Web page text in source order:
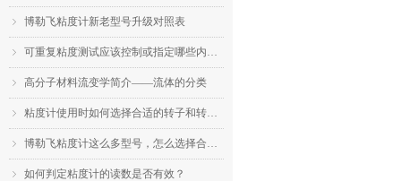
ꁇ 博勒飞粘度计新老型号升级对照表
ꁇ 可重复粘度测试应该控制或指定哪些内容？
ꁇ 高分子材料流变学简介——流体的分类
ꁇ 粘度计使用时如何选择合适的转子和转速？
ꁇ 博勒飞粘度计这么多型号，怎么选择合适的机型？
ꁇ 如何判定粘度计的读数是否有效？